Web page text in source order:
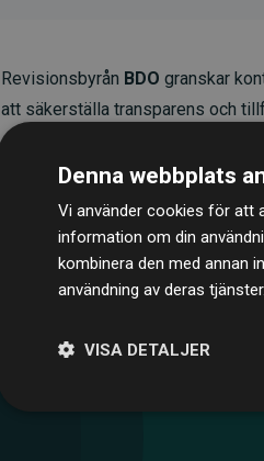
Revisionsbyrån BDO granskar
att säkerställa transparens och
kompenserar för200 % av de
medlemswebbplatser – ett
klimatnytta.
Denna webbplats
Vi använder cookies för att
information om din
kombinera den med annan
användning av deras tjänster.
VISA DETALJER